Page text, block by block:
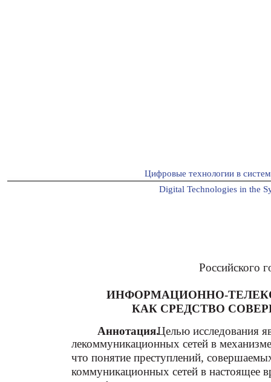
Цифровые технологии в
Digital Technologies in the
Российского
ИНФОРМАЦИОННО-
КАК СРЕДСТВО
Аннотация.Целью исследования
лекоммуникационных сетей в
что понятие преступлений,
коммуникационных сетей в настоящее